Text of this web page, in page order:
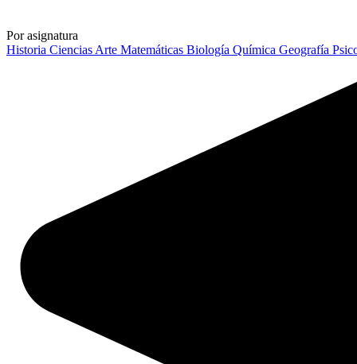
Por asignatura
Historia Ciencias Arte Matemáticas Biología Química Geografía